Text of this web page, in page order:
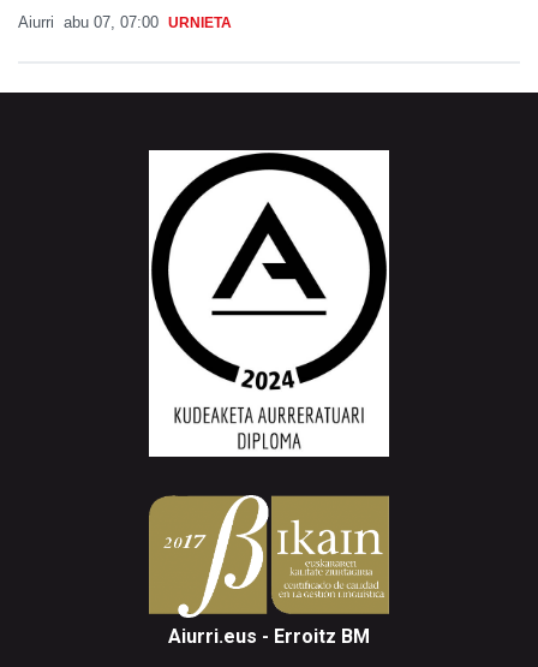
Aiurri abu 07, 07:00 URNIETA
Aiurri.eus - Erroitz BM